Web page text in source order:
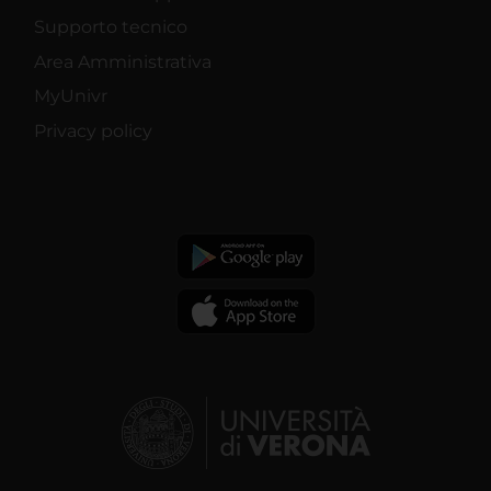
Supporto tecnico
Area Amministrativa
MyUnivr
Privacy policy